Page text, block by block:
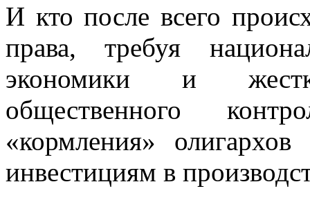
И кто после всего
права, требуя
экономики и
общественного
«кормления»
инвестициям в